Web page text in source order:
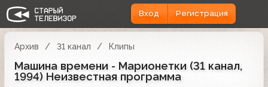
Вход Регистрация
Архив 31 канал Клипы
Машина времени - Марионетки (31 канал,
1994) Неизвестная программа